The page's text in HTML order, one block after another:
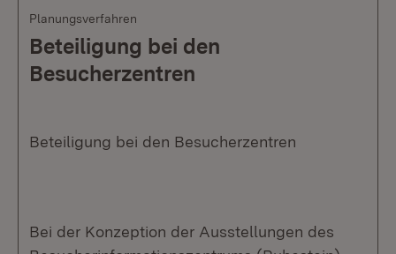
Planungsverfahren
Beteiligung bei den
Besucherzentren
Beteiligung bei den Besucherzentren
Bei der Konzeption der Ausstellungen des